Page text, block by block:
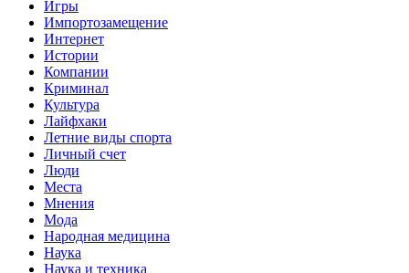
Игры
Импортозамещение
Интернет
Истории
Компании
Криминал
Культура
Лайфхаки
Летние виды спорта
Личный счет
Люди
Места
Мнения
Мода
Народная медицина
Наука
Наука и техника